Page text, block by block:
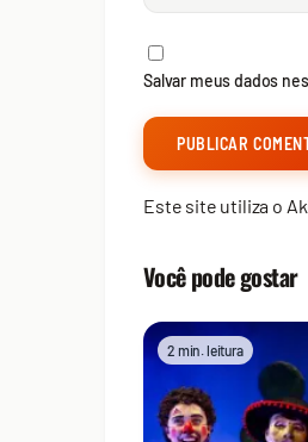
Salvar meus dados
Este site utiliza o
Você pode gostar
2 min. leitura